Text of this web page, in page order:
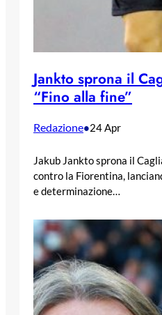
Jankto sprona il
“Fino alla fine”
Redazione•24 Apr
Jakub Jankto sprona il
contro la Fiorentina,
e determinazione…